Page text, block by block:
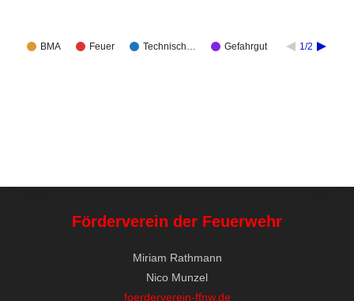
BMA Feuer Technisch… Gefahrgut 1/2
Förderverein der Feuerwehr
Miriam Rathmann
Nico Munzel
foerderverein-ffnw.de